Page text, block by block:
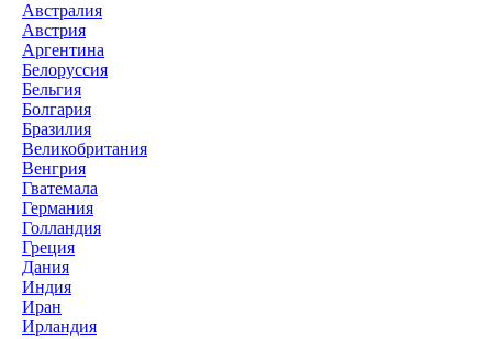
Австралия
Австрия
Аргентина
Белоруссия
Бельгия
Болгария
Бразилия
Великобритания
Венгрия
Гватемала
Германия
Голландия
Греция
Дания
Индия
Иран
Ирландия